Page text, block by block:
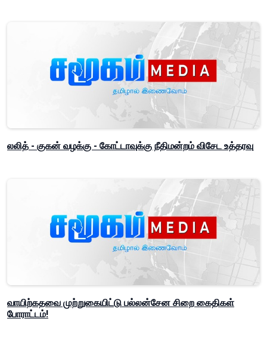
லலித் - குகன் வழக்கு - கோட்டாவுக்கு நீதிமன்றம் விசேட உத்தரவு
வாயிற்கதவை முற்றுகையிட்டு பல்லன்சேன சிறை கைதிகள்
போராட்டம்!